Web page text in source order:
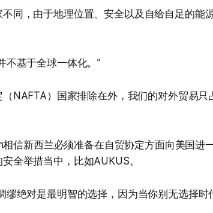
同，由于地理位置、安全以及自给自足的能
不基于全球一体化。”
NAFTA）国家排除在外，我们的对外贸易只
信新西兰必须准备在自贸协定方面向美国进
全举措当中，比如AUKUS。
缪绝对是最明智的选择，因为当你别无选择时